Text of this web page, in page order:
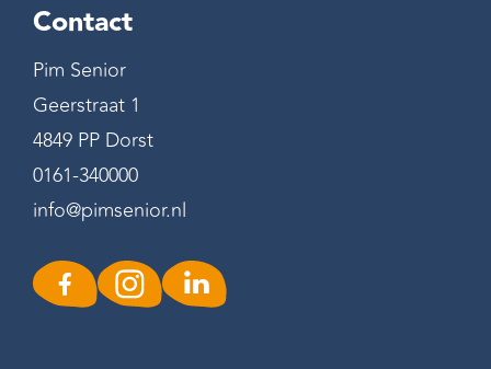
Contact
Pim Senior
Geerstraat 1
4849 PP Dorst
0161-340000
info@pimsenior.nl